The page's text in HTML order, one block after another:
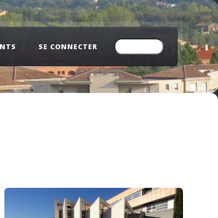
SE CONNECTER